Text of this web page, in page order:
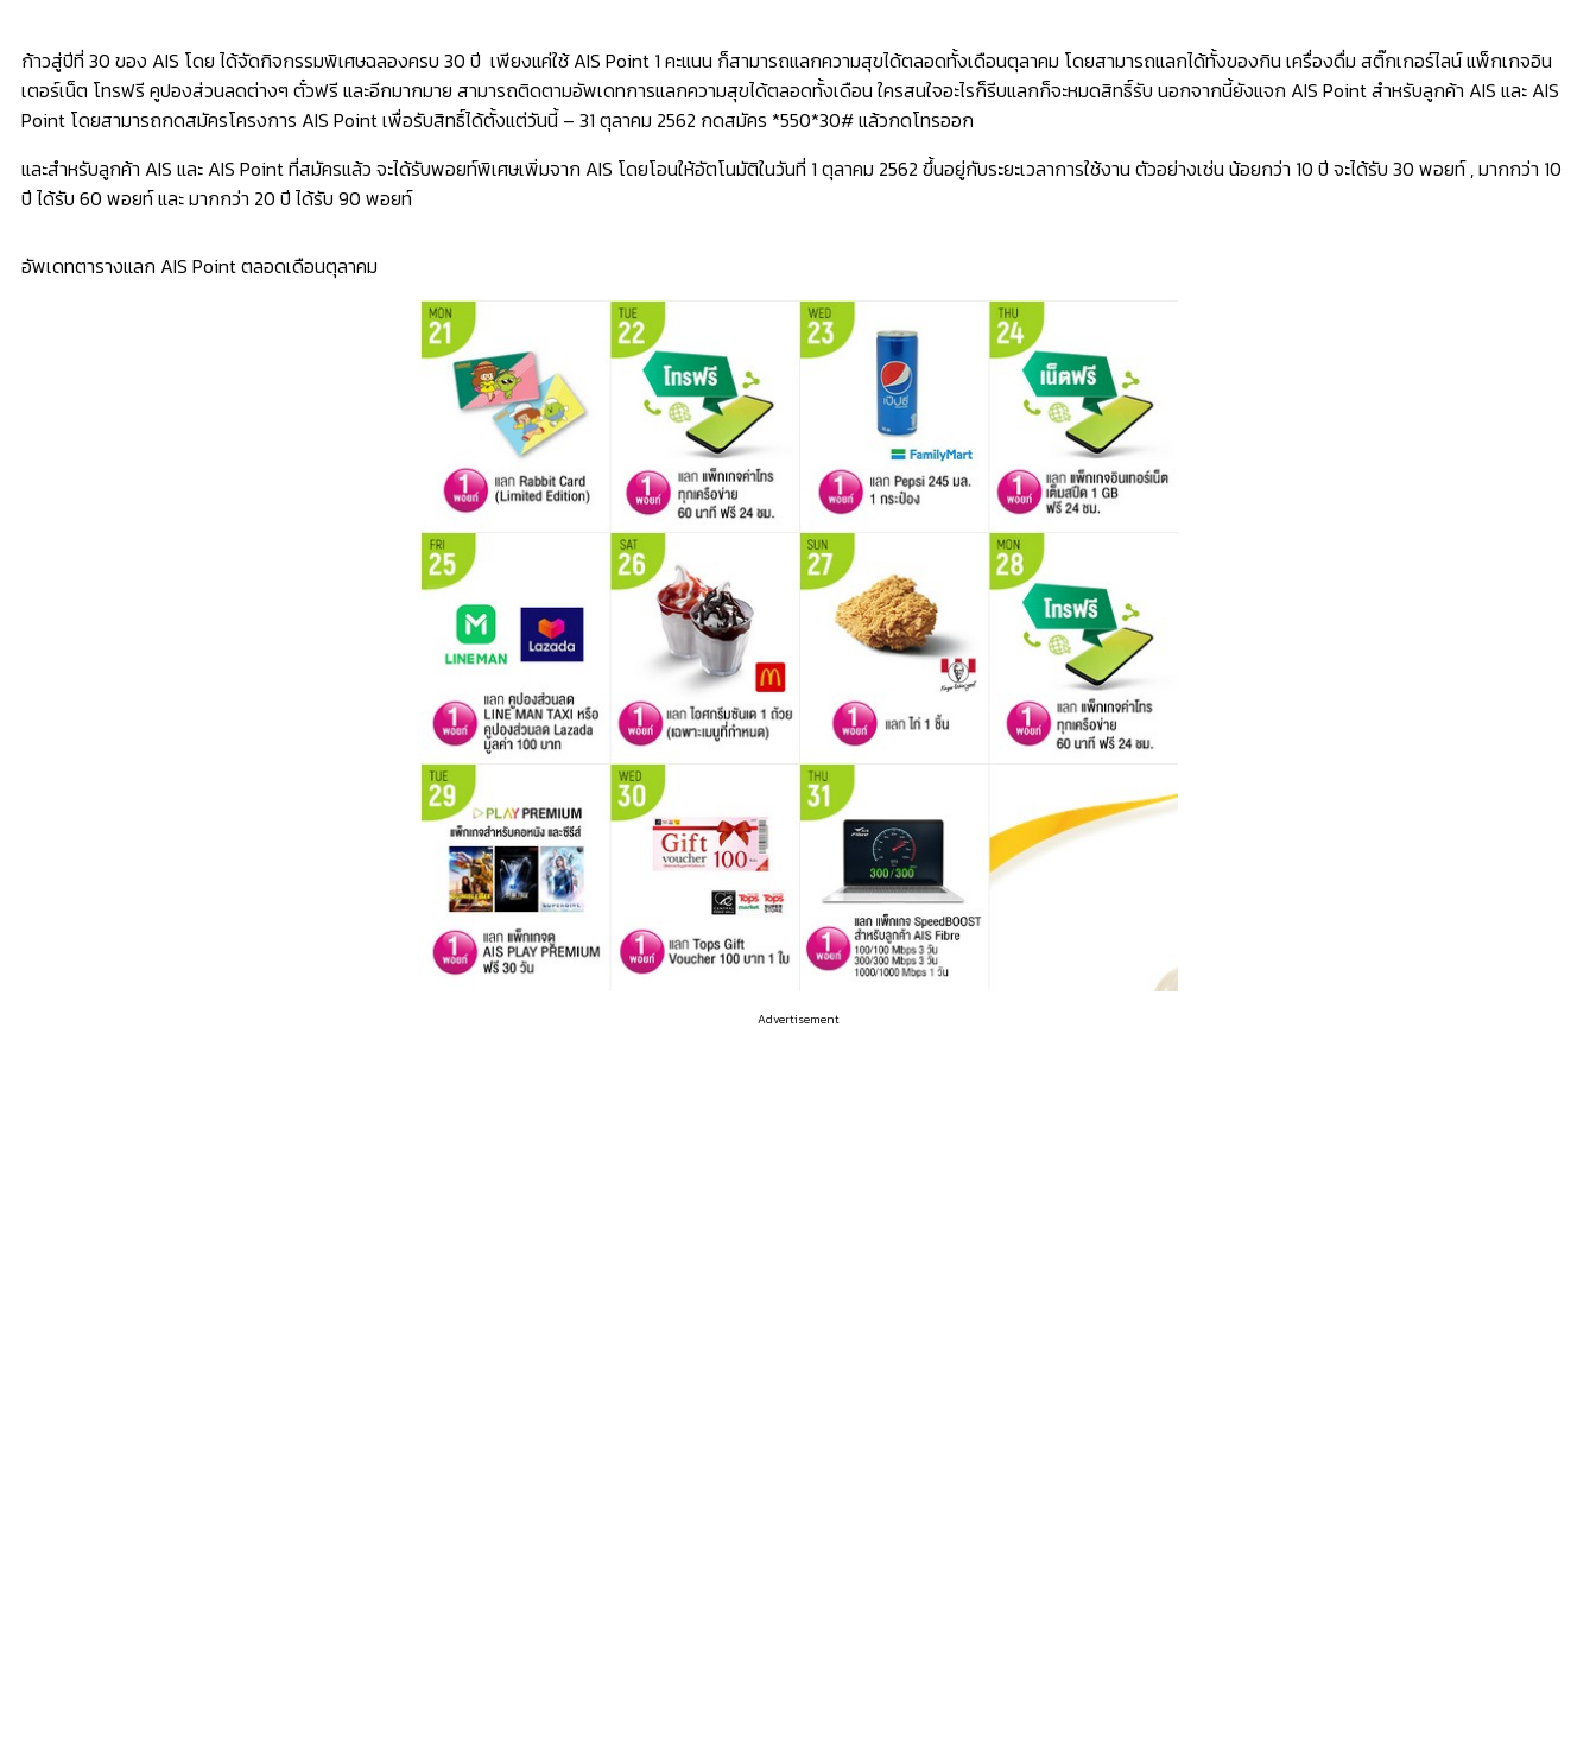
ก้าวสู่ปีที่ 30 ของ AIS โดย ได้จัดกิจกรรมพิเศษฉลองครบ 30 ปี เพียงแค่ใช้ AIS Point 1 คะแนน ก็สามารถแลกความสุขได้ตลอดทั้งเดือนตุลาคม โดยสามารถแลกได้ทั้งของกิน เครื่องดื่ม สติ๊กเกอร์ไลน์ แพ็กเกจอิน
เตอร์เน็ต โทรฟรี คูปองส่วนลดต่างๆ ตั๋วฟรี และอีกมากมาย สามารถติดตามอัพเดทการแลกความสุขได้ตลอดทั้งเดือน ใครสนใจอะไรก็รีบแลกก็จะหมดสิทธิ์รับ นอกจากนี้ยังแจก AIS Point สำหรับลูกค้า AIS และ AIS
Point โดยสามารถกดสมัครโครงการ AIS Point เพื่อรับสิทธิ์ได้ตั้งแต่วันนี้ – 31 ตุลาคม 2562 กดสมัคร *550*30# แล้วกดโทรออก
และสำหรับลูกค้า AIS และ AIS Point ที่สมัครแล้ว จะได้รับพอยท์พิเศษเพิ่มจาก AIS โดยโอนให้อัตโนมัติในวันที่ 1 ตุลาคม 2562 ขึ้นอยู่กับระยะเวลาการใช้งาน ตัวอย่างเช่น น้อยกว่า 10 ปี จะได้รับ 30 พอยท์ , มากกว่า 10
ปี ได้รับ 60 พอยท์ และ มากกว่า 20 ปี ได้รับ 90 พอยท์
อัพเดทตารางแลก AIS Point ตลอดเดือนตุลาคม
Advertisement